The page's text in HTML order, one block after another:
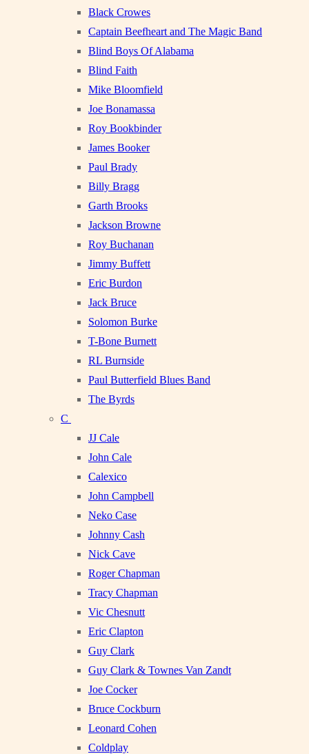
Black Crowes
Captain Beefheart and The Magic Band
Blind Boys Of Alabama
Blind Faith
Mike Bloomfield
Joe Bonamassa
Roy Bookbinder
James Booker
Paul Brady
Billy Bragg
Garth Brooks
Jackson Browne
Roy Buchanan
Jimmy Buffett
Eric Burdon
Jack Bruce
Solomon Burke
T-Bone Burnett
RL Burnside
Paul Butterfield Blues Band
The Byrds
C
JJ Cale
John Cale
Calexico
John Campbell
Neko Case
Johnny Cash
Nick Cave
Roger Chapman
Tracy Chapman
Vic Chesnutt
Eric Clapton
Guy Clark
Guy Clark & Townes Van Zandt
Joe Cocker
Bruce Cockburn
Leonard Cohen
Coldplay